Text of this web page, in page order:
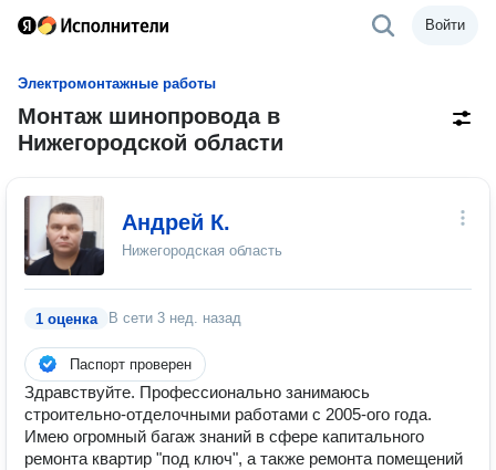
Войти
Электромонтажные работы
Монтаж шинопровода в
Нижегородской области
Андрей К.
Нижегородская область
1 оценка В сети 3 нед. назад
Паспорт проверен
Здравствуйте. Профессионально занимаюсь
строительно-отделочными работами с 2005-ого года.
Имею огромный багаж знаний в сфере капитального
ремонта квартир "под ключ", а также ремонта помещений